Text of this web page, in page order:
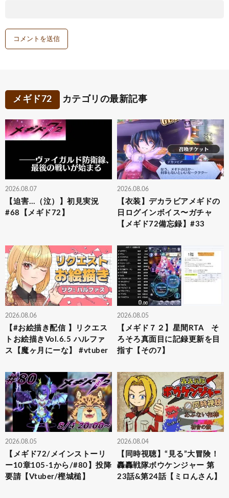
メギド72 カテゴリの最新記事
2026.08.07
【迫害…（泣）】初見実況
#68【メギド72】
2026.08.06
【衣装】デカラビアメギドの
日ログインボイス〜ガチャ
【メギド72備忘録】#33
2026.08.06
【#お絵描き配信 】リクエス
トお絵描きVol.6.5 ハルファ
ス【魔ヶ月にーな】 #vtuber
2026.08.05
【メギド７２】星間RTA そ
ろそろ真面目に記録更新を目
指す【その7】
2026.08.05
【メギド72/メインストーリ
ー10章105-1から/#80】投降
要請【Vtuber/樫城槌】
2026.08.04
【同時視聴】“見る”大冒険！
轟轟戦隊ボウケンジャー 第
23話&第24話【ミロんさん】